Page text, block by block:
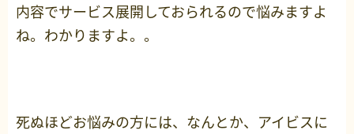
内容でサービス展開しておられるので悩みますよ
ね。わかりますよ。。
死ぬほどお悩みの方には、なんとか、アイビスに